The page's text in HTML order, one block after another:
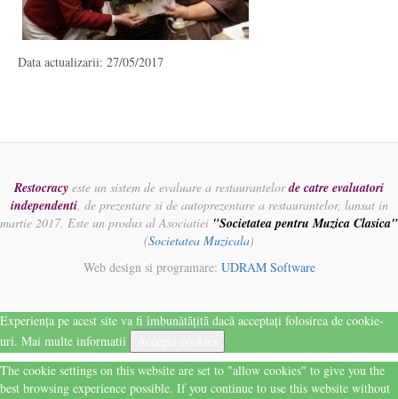
Data actualizarii: 27/05/2017
Restocracy este un sistem de evaluare a restaurantelorde catre evaluatori
independenti, de prezentare si de autoprezentare a restaurantelor, lansat in
martie 2017. Este un produs al Asociatiei "Societatea pentru Muzica Clasica"
(Societatea Muzicala)
Web design si programare: UDRAM Software
Experiența pe acest site va fi îmbunătățită dacă acceptați folosirea de cookie-
uri. Mai multe informatii
The cookie settings on this website are set to "allow cookies" to give you the
best browsing experience possible. If you continue to use this website without